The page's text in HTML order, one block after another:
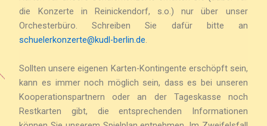
die Konzerte in Reinickendorf, s.o.) nur über unser
Orchesterbüro. Schreiben Sie dafür bitte an
schuelerkonzerte@kudl-berlin.de.
Sollten unsere eigenen Karten-Kontingente erschöpft sein,
kann es immer noch möglich sein, dass es bei unseren
Kooperationspartnern oder an der Tageskasse noch
Restkarten gibt, die entsprechenden Informationen